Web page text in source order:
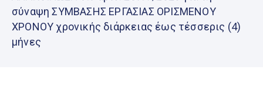
Ελληνικά
|English
σύναψη ΣΥΜΒΑΣΗΣ ΕΡΓΑΣΙΑΣ ΟΡΙΣΜΕΝΟΥ
ΧΡΟΝΟΥ χρονικής διάρκειας έως τέσσερις (4)
μήνες